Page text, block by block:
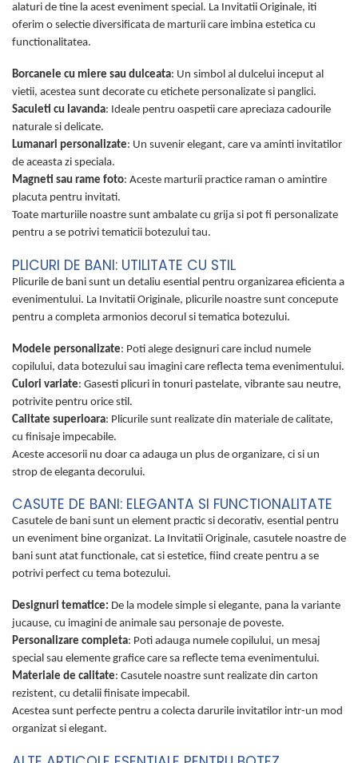
alaturi de tine la acest eveniment special. La Invitatii Originale, iti
oferim o selectie diversificata de marturii care imbina estetica cu
functionalitatea.
Borcanele cu miere sau dulceata: Un simbol al dulcelui inceput al
vietii, acestea sunt decorate cu etichete personalizate si panglici.
Saculeti cu lavanda: Ideale pentru oaspetii care apreciaza cadourile
naturale si delicate.
Lumanari personalizate: Un suvenir elegant, care va aminti invitatilor
de aceasta zi speciala.
Magneti sau rame foto: Aceste marturii practice raman o amintire
placuta pentru invitati.
Toate marturiile noastre sunt ambalate cu grija si pot fi personalizate
pentru a se potrivi tematicii botezului tau.
PLICURI DE BANI: UTILITATE CU STIL
Plicurile de bani sunt un detaliu esential pentru organizarea eficienta a
evenimentului. La Invitatii Originale, plicurile noastre sunt concepute
pentru a completa armonios decorul si tematica botezului.
Modele personalizate: Poti alege designuri care includ numele
copilului, data botezului sau imagini care reflecta tema evenimentului.
Culori variate: Gasesti plicuri in tonuri pastelate, vibrante sau neutre,
potrivite pentru orice stil.
Calitate superioara: Plicurile sunt realizate din materiale de calitate,
cu finisaje impecabile.
Aceste accesorii nu doar ca adauga un plus de organizare, ci si un
strop de eleganta decorului.
CASUTE DE BANI: ELEGANTA SI FUNCTIONALITATE
Casutele de bani sunt un element practic si decorativ, esential pentru
un eveniment bine organizat. La Invitatii Originale, casutele noastre de
bani sunt atat functionale, cat si estetice, fiind create pentru a se
potrivi perfect cu tema botezului.
Designuri tematice: De la modele simple si elegante, pana la variante
jucause, cu imagini de animale sau personaje de poveste.
Personalizare completa: Poti adauga numele copilului, un mesaj
special sau elemente grafice care sa reflecte tema evenimentului.
Materiale de calitate: Casutele noastre sunt realizate din carton
rezistent, cu detalii finisate impecabil.
Acestea sunt perfecte pentru a colecta darurile invitatilor intr-un mod
organizat si elegant.